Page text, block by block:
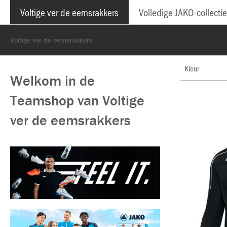
Voltige ver de eemsrakkers Volledige JAKO-collectie
Voltige ver de eemsrakkers
Welkom in de
Teamshop van Voltige
ver de eemsrakkers
Kleur